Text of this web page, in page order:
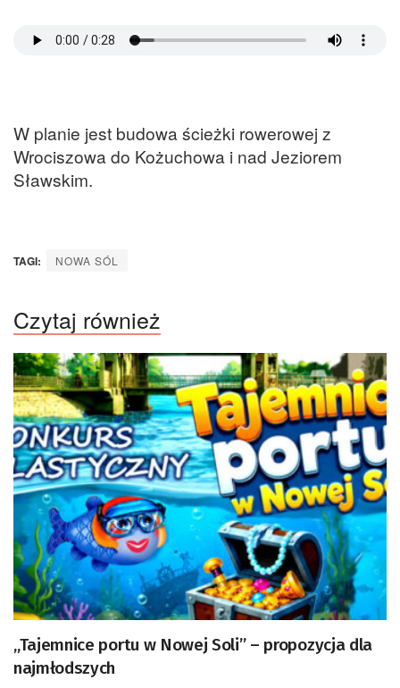
W planie jest budowa ścieżki rowerowej z
Wrociszowa do Kożuchowa i nad Jeziorem
Sławskim.
TAGI: NOWA SÓL
Czytaj również
„Tajemnice portu w Nowej Soli” – propozycja dla
najmłodszych